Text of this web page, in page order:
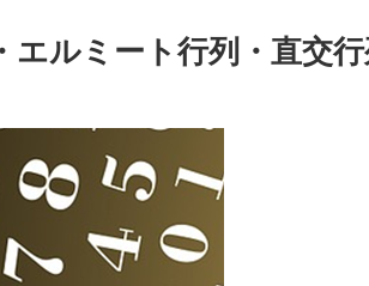
ルミート行列・直交行